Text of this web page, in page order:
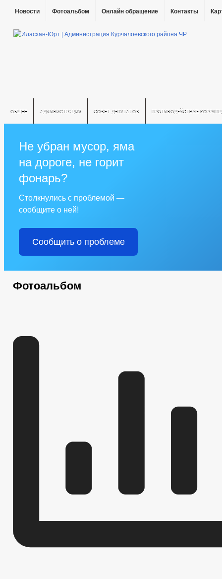
Новости Фотоальбом Онлайн обращение Контакты
ОБЩЕЕ АДМИНИСТРАЦИЯ СОВЕТ ДЕПУТАТОВ ПРОТИВОДЕЙСТВИЕ
Не убран мусор, яма
на дороге, не горит
фонарь?
Столкнулись с проблемой —
сообщите о ней!
Сообщить о проблеме
Фотоальбом